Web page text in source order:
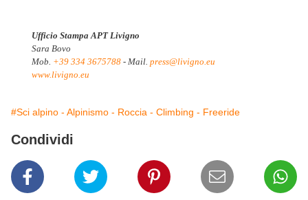
Ufficio Stampa APT Livigno
Sara Bovo
Mob. +39 334 3675788 - Mail. press@livigno.eu
www.livigno.eu
#Sci alpino - Alpinismo - Roccia - Climbing - Freeride
Condividi